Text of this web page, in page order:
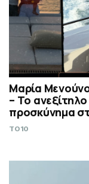
Μαρία
– Το
προσκύνημα
TO10